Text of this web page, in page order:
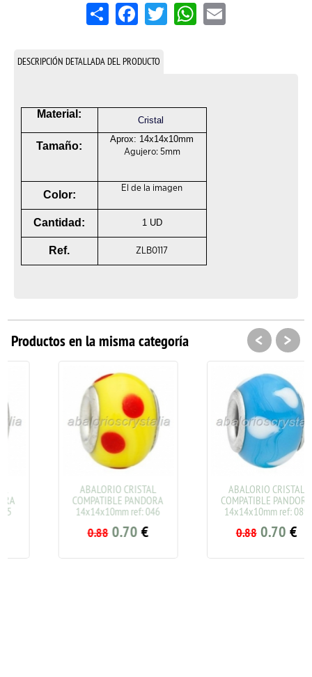
Share FacebookTwitterWhatsApp
Email
DESCRIPCIÓN DETALLADA DEL PRODUCTO
Material:
Cristal
Tamaño:
Aprox: 14x14x10mm
Agujero: 5mm
Color:
El de la imagen
Cantidad: 1 UD
Ref. ZLB0117
Productos en la misma categoría
ABALORIO CRISTAL
COMPATIBLE PANDORA
14x14x10mm ref: 046
0.70€
ABALORIO CRISTAL
COMPATIBLE PANDORA
14x14x10mm ref: 089
0.70€
< >